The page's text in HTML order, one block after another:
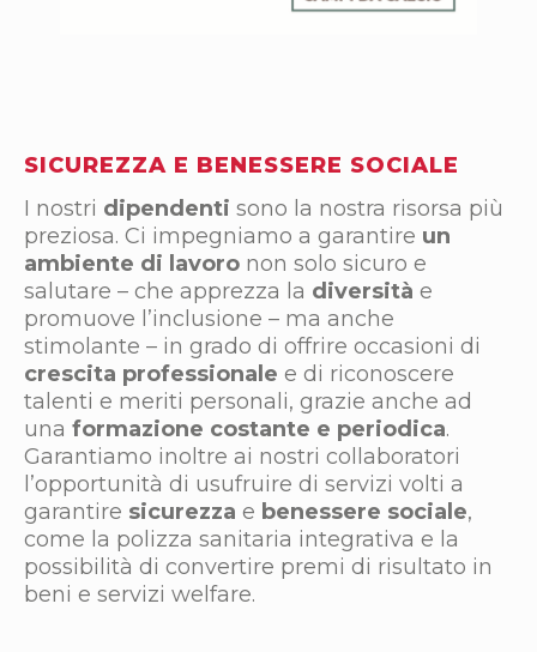
SICUREZZA E BENESSERE SOCIALE
I nostri dipendenti sono la nostra risorsa più
preziosa. Ci impegniamo a garantire un
ambiente di lavoro non solo sicuro e
salutare – che apprezza la diversità e
promuove l’inclusione – ma anche
stimolante – in grado di offrire occasioni di
crescita professionale e di riconoscere
talenti e meriti personali, grazie anche ad
una formazione costante e periodica.
Garantiamo inoltre ai nostri collaboratori
l’opportunità di usufruire di servizi volti a
garantire sicurezza e benessere sociale,
come la polizza sanitaria integrativa e la
possibilità di convertire premi di risultato in
beni e servizi welfare.